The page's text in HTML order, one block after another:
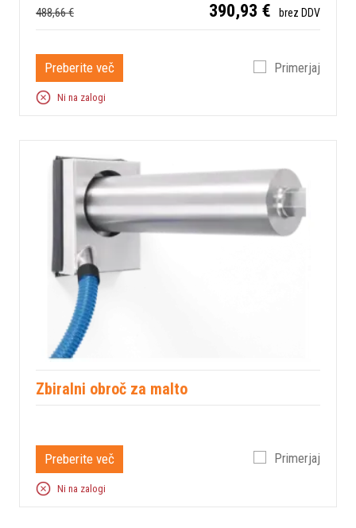
488,66 € 390,93 € brez DDV
Preberite več Primerjaj
Ni na zalogi
Zbiralni obroč za malto
Preberite več Primerjaj
Ni na zalogi